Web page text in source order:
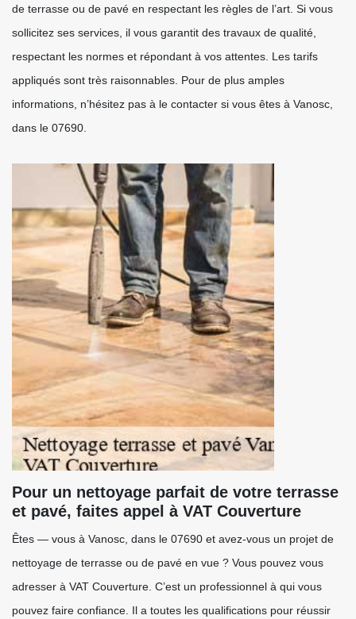
de terrasse ou de pavé en respectant les règles de l’art. Si vous
sollicitez ses services, il vous garantit des travaux de qualité,
respectant les normes et répondant à vos attentes. Les tarifs
appliqués sont très raisonnables. Pour de plus amples
informations, n’hésitez pas à le contacter si vous êtes à Vanosc,
dans le 07690.
Pour un nettoyage parfait de votre terrasse
et pavé, faites appel à VAT Couverture
Êtes — vous à Vanosc, dans le 07690 et avez-vous un projet de
nettoyage de terrasse ou de pavé en vue ? Vous pouvez vous
adresser à VAT Couverture. C’est un professionnel à qui vous
pouvez faire confiance. Il a toutes les qualifications pour réussir